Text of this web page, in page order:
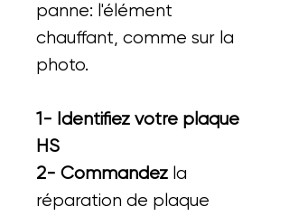
panne: l'élément
chauffant, comme sur la
photo.
1- Identifiez votre plaque
HS
2- Commandez la
réparation de plaque